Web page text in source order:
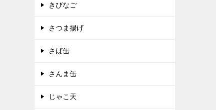
きびなご
さつま揚げ
さば缶
さんま缶
じゃこ天